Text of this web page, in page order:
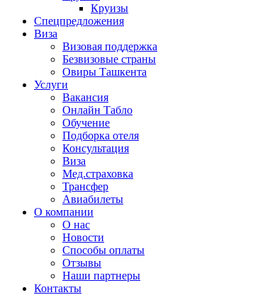
Круизы
Спецпредложения
Виза
Визовая поддержка
Безвизовые страны
Овиры Ташкента
Услуги
Вакансия
Онлайн Табло
Обучение
Подборка отеля
Консультация
Виза
Мед.страховка
Трансфер
Авиабилеты
О компании
О нас
Новости
Способы оплаты
Отзывы
Наши партнеры
Контакты